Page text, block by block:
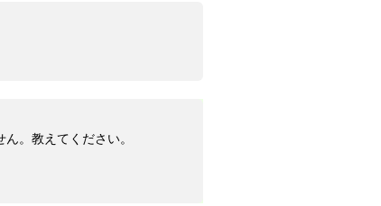
。教えてください。